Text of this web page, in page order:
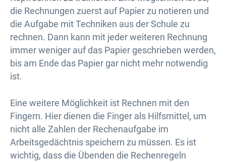
die Rechnungen zuerst auf Papier zu notieren und
die Aufgabe mit Techniken aus der Schule zu
rechnen. Dann kann mit jeder weiteren Rechnung
immer weniger auf das Papier geschrieben werden,
bis am Ende das Papier gar nicht mehr notwendig
ist.
Eine weitere Möglichkeit ist Rechnen mit den
Fingern. Hier dienen die Finger als Hilfsmittel, um
nicht alle Zahlen der Rechenaufgabe im
Arbeitsgedächtnis speichern zu müssen. Es ist
wichtig, dass die Übenden die Rechenregeln